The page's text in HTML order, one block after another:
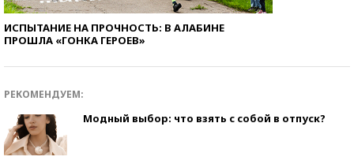
ИСПЫТАНИЕ НА ПРОЧНОСТЬ: В АЛАБИНЕ
ПРОШЛА «ГОНКА ГЕРОЕВ»
РЕКОМЕНДУЕМ:
Модный выбор: что взять с собой в отпуск?